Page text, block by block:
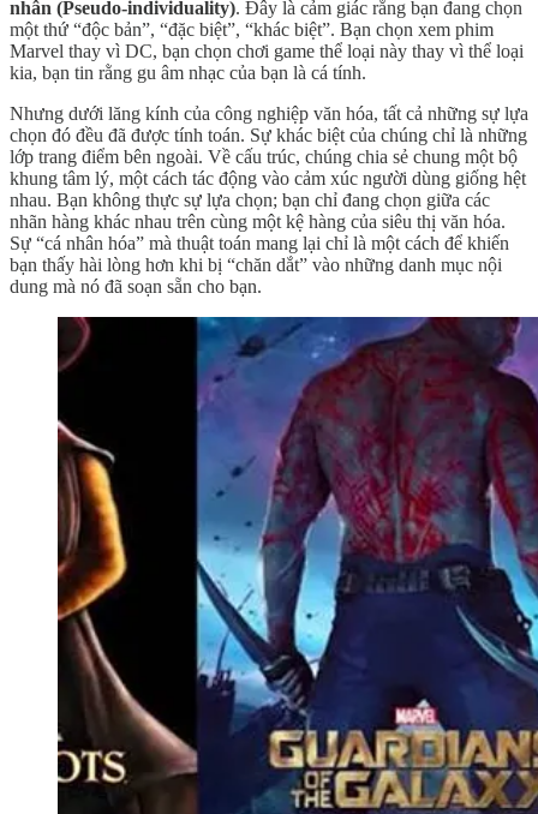
nhân (Pseudo-individuality). Đây là cảm giác rằng bạn đang chọn
một thứ “độc bản”, “đặc biệt”, “khác biệt”. Bạn chọn xem phim
Marvel thay vì DC, bạn chọn chơi game thể loại này thay vì thể loại
kia, bạn tin rằng gu âm nhạc của bạn là cá tính.
Nhưng dưới lăng kính của công nghiệp văn hóa, tất cả những sự lựa
chọn đó đều đã được tính toán. Sự khác biệt của chúng chỉ là những
lớp trang điểm bên ngoài. Về cấu trúc, chúng chia sẻ chung một bộ
khung tâm lý, một cách tác động vào cảm xúc người dùng giống hệt
nhau. Bạn không thực sự lựa chọn; bạn chỉ đang chọn giữa các
nhãn hàng khác nhau trên cùng một kệ hàng của siêu thị văn hóa.
Sự “cá nhân hóa” mà thuật toán mang lại chỉ là một cách để khiến
bạn thấy hài lòng hơn khi bị “chăn dắt” vào những danh mục nội
dung mà nó đã soạn sẵn cho bạn.